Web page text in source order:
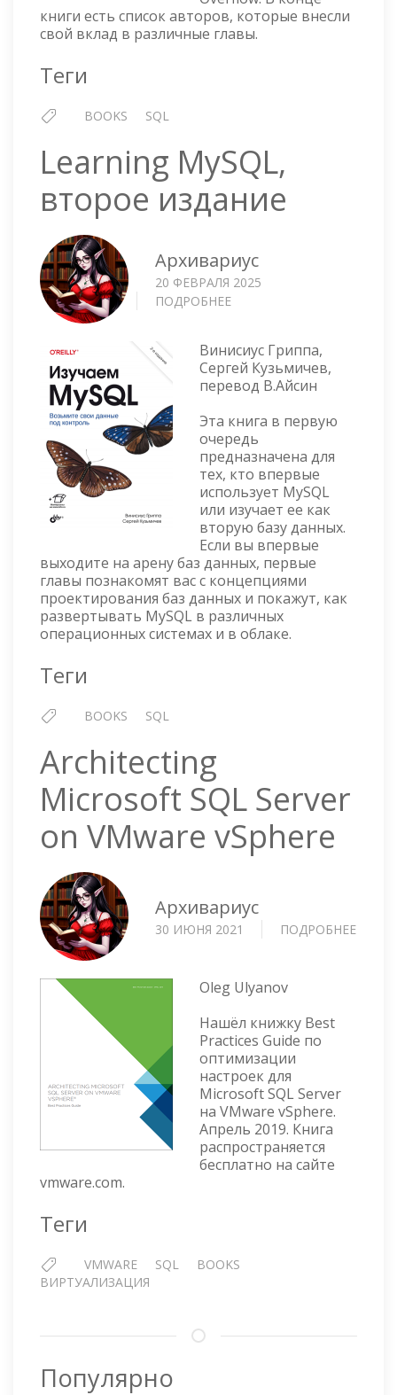
книги есть список авторов, которые внесли
свой вклад в различные главы.
Теги
BOOKS SQL
Learning MySQL,
второе издание
Архивариус
20 ФЕВРАЛЯ 2025
ПОДРОБНЕЕ
ВТОРОЕ
ИЗДАНИЕ
Винисиус Гриппа,
Сергей Кузьмичев,
перевод В.Айсин
Эта книга в первую
очередь
предназначена для
тех, кто впервые
использует MySQL
или изучает ее как
вторую базу данных.
Если вы впервые
выходите на арену баз данных, первые
главы познакомят вас с концепциями
проектирования баз данных и покажут, как
развертывать MySQL в различных
операционных системах и в облаке.
Теги
BOOKS SQL
Architecting
Microsoft SQL Server
on VMware vSphere
Архивариус
30 ИЮНЯ 2021 ПОДРОБНЕЕ
Oleg Ulyanov
Нашёл книжку Best
Practices Guide по
оптимизации
настроек для
Microsoft SQL Server
на VMware vSphere.
Апрель 2019. Книга
распространяется
бесплатно на сайте
vmware.com.
Теги
VMWARE SQL
BOOKS
ВИРТУАЛИЗАЦИЯ
Популярно